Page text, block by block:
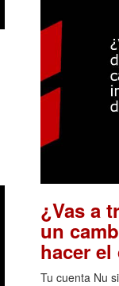
¿Vas a
un
hacer
Tu cuenta Nu